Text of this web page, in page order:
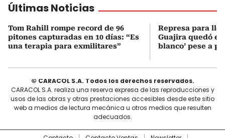
Últimas Noticias
Tom Rahill rompe record de 96
pitones capturadas en 10 días: “Es
una terapia para exmilitares”
Represa para
Guajira quedó en
blanco’ pese a
© CARACOL S.A. Todos los derechos reservados.
CARACOL S.A. realiza una reserva expresa de las reproducciones y
usos de las obras y otras prestaciones accesibles desde este sitio
web a medios de lectura mecánica u otros medios que resulten
adecuados.